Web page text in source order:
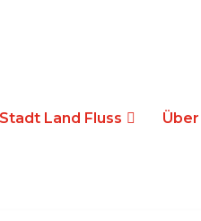
Stadt Land Fluss